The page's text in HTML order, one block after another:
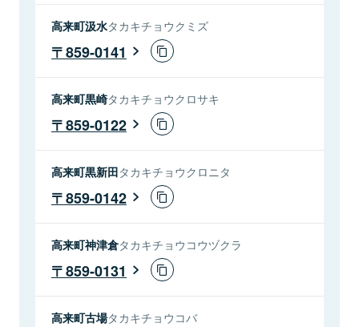
高来町汲水タカキチョウクミズ
859-0141
高来町黒崎タカキチョウクロサキ
859-0122
高来町黒新田タカキチョウクロニタ
859-0142
高来町神津倉タカキチョウコウヅクラ
859-0131
高来町古場タカキチョウコバ